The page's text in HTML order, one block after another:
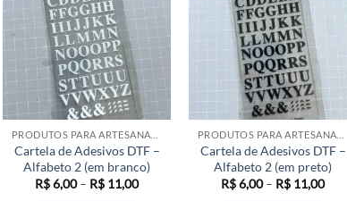
As
opções
podem
ser
escolhidas
na
página
do
produto
As
opções
podem
ser
escolhidas
na
página
do
produto
PRODUTOS PARA ARTESANATO
Cartela de Adesivos DTF –
Alfabeto 2 (em branco)
R$6,00 – R$ 11,00Faixa
PRODUTOS PARA ARTESANATO
Cartela de Adesivos DTF –
Alfabeto 2 (em preto)
R$6,00 – R$ 11,00Faixa